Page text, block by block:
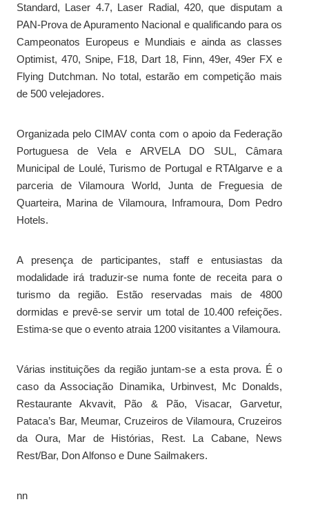
Standard, Laser 4.7, Laser Radial, 420, que disputam a
PAN-Prova de Apuramento Nacional e qualificando para os
Campeonatos Europeus e Mundiais e ainda as classes
Optimist, 470, Snipe, F18, Dart 18, Finn, 49er, 49er FX e
Flying Dutchman. No total, estarão em competição mais
de 500 velejadores.
Organizada pelo CIMAV conta com o apoio da Federação
Portuguesa de Vela e ARVELA DO SUL, Câmara
Municipal de Loulé, Turismo de Portugal e RTAlgarve e a
parceria de Vilamoura World, Junta de Freguesia de
Quarteira, Marina de Vilamoura, Inframoura, Dom Pedro
Hotels.
A presença de participantes, staff e entusiastas da
modalidade irá traduzir-se numa fonte de receita para o
turismo da região. Estão reservadas mais de 4800
dormidas e prevê-se servir um total de 10.400 refeições.
Estima-se que o evento atraia 1200 visitantes a Vilamoura.
Várias instituições da região juntam-se a esta prova. É o
caso da Associação Dinamika, Urbinvest, Mc Donalds,
Restaurante Akvavit, Pão & Pão, Visacar, Garvetur,
Pataca’s Bar, Meumar, Cruzeiros de Vilamoura, Cruzeiros
da Oura, Mar de Histórias, Rest. La Cabane, News
Rest/Bar, Don Alfonso e Dune Sailmakers.
nn